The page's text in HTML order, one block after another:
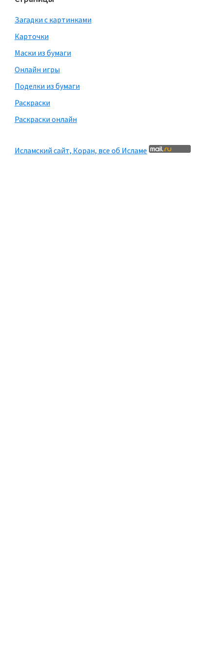
Загадки с картинками
Карточки
Маски из бумаги
Онлайн игры
Поделки из бумаги
Раскраски
Раскраски онлайн
Исламский сайт, Коран, все об Исламе